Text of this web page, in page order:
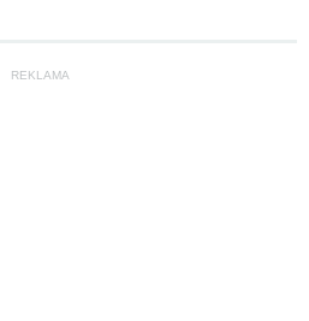
REKLAMA